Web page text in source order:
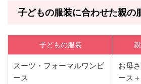
子どもの服装に合わせた親の
子どもの服装
スーツ・フォーマルワンピ
ース
お母
ース